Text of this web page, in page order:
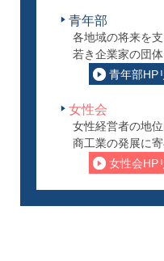
青年部
各地域の将来を支
若き企業家の団体
青年部HP
女性会
女性経営者の地
商工業の発展に
女性会HP